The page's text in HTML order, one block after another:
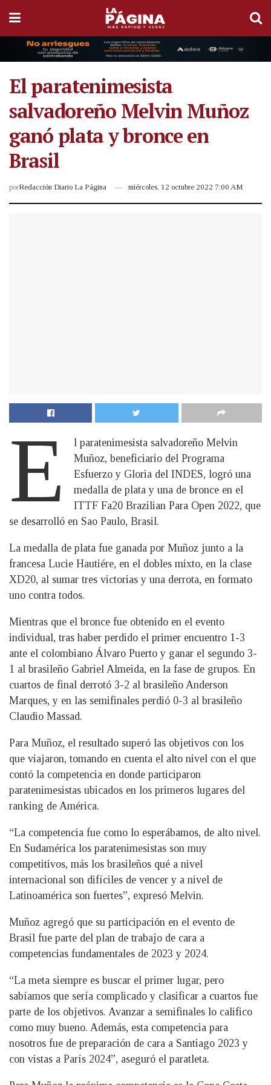
El paratenimesista
salvadoreño Melvin Muñoz
ganó plata y bronce en
Brasil
porRedacción Diario La Página miércoles, 12 octubre 2022 7:00 AM
E
l paratenimesista salvadoreño Melvin
Muñoz, beneficiario del Programa
Esfuerzo y Gloria del INDES, logró una
medalla de plata y una de bronce en el
ITTF Fa20 Brazilian Para Open 2022, que
se desarrolló en Sao Paulo, Brasil.
La medalla de plata fue ganada por Muñoz junto a la
francesa Lucie Hautiére, en el dobles mixto, en la clase
XD20, al sumar tres victorias y una derrota, en formato
uno contra todos.
Mientras que el bronce fue obtenido en el evento
individual, tras haber perdido el primer encuentro 1-3
ante el colombiano Álvaro Puerto y ganar el segundo 3-
1 al brasileño Gabriel Almeida, en la fase de grupos. En
cuartos de final derrotó 3-2 al brasileño Anderson
Marques, y en las semifinales perdió 0-3 al brasileño
Claudio Massad.
Para Muñoz, el resultado superó las objetivos con los
que viajaron, tomando en cuenta el alto nivel con el que
contó la competencia en donde participaron
paratenimesistas ubicados en los primeros lugares del
ranking de América.
“La competencia fue como lo esperábamos, de alto nivel.
En Sudamérica los paratenimesistas son muy
competitivos, más los brasileños qué a nivel
internacional son difíciles de vencer y a nivel de
Latinoamérica son fuertes”, expresó Melvin.
Muñoz agregó que su participación en el evento de
Brasil fue parte del plan de trabajo de cara a
competencias fundamentales de 2023 y 2024.
“La meta siempre es buscar el primer lugar, pero
sabíamos que sería complicado y clasificar a cuartos fue
parte de los objetivos. Avanzar a semifinales lo califico
como muy bueno. Además, esta competencia para
nosotros fue de preparación de cara a Santiago 2023 y
con vistas a París 2024”, aseguró el paratleta.